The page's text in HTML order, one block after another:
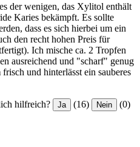
der wenigen, das Xylitol enthält
Karies bekämpft. Es sollte
dass es sich hierbei um ein
den recht hohen Preis für
Ich mische ca. 2 Tropfen
ausreichend und "scharf" genug
und hinterlässt ein sauberes
hilfreich? Ja (16) Nein (0)